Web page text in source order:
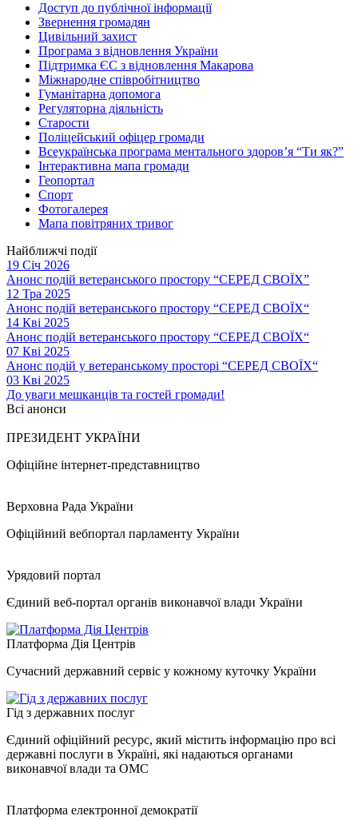
Доступ до публічної інформації
Звернення громадян
Цивільний захист
Програма з відновлення України
Підтримка ЄС з відновлення Макарова
Міжнародне співробітництво
Гуманітарна допомога
Регуляторна діяльність
Старости
Поліцейський офіцер громади
Всеукраїнська програма ментального здоров’я “Ти як?”
Інтерактивна мапа громади
Геопортал
Спорт
Фотогалерея
Мапа повітряних тривог
Найближчі події
19 Січ 2026
Анонс подій ветеранського простору “СЕРЕД СВОЇХ”
12 Тра 2025
Анонс подій ветеранського простору “СЕРЕД СВОЇХ“
14 Кві 2025
Анонс подій ветеранського простору “СЕРЕД СВОЇХ“
07 Кві 2025
Анонс подій у ветеранському просторі “СЕРЕД СВОЇХ“
03 Кві 2025
До уваги мешканців та гостей громади!
Всі анонси
ПРЕЗИДЕНТ УКРАЇНИ
Офіційне інтернет-представництво
Верховна Рада України
Офіційний вебпортал парламенту України
Урядовий портал
Єдиний веб-портал органів виконавчої влади України
Платформа Дія Центрів
Сучасний державний сервіс у кожному куточку України
Гід з державних послуг
Єдиний офіційний ресурс, який містить інформацію про всі
державні послуги в Україні, які надаються органами
виконавчої влади та ОМС
Платформа електронної демократії